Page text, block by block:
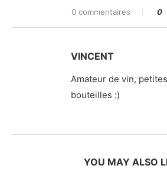
0 commentaires 0
VINCENT
Amateur de vin,
bouteilles :)
YOU MAY ALSO